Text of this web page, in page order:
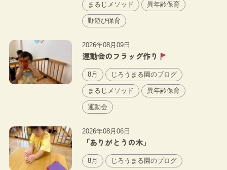
まるじメソッド 異年齢保育
野遊び保育
2026年08月09日
運動会のフラッグ作り
8月 じろうまる園のブログ
まるじメソッド 異年齢保育
運動会
2026年08月06日
「ありがとうの木」
8月 じろうまる園のブログ